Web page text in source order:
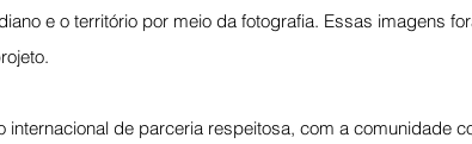
e o território por meio da fotografia. Essas imagens
de parceria respeitosa, com a comunidade